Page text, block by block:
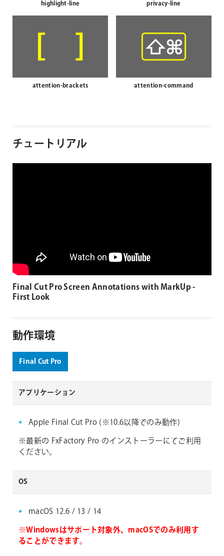
highlight-line privacy-line
attention-brackets attention-command
チュートリアル
Final Cut Pro Screen Annotations with MarkUp -
First Look
動作環境
Final Cut Pro
アプリケーション
Apple Final Cut Pro (※10.6以降でのみ動作)
※最新の FxFactory Pro のインストーラーにてご利用
ください。
OS
macOS 12.6 / 13 / 14
※Windowsはサポート対象外、macOSでのみ利用す
ることができます。